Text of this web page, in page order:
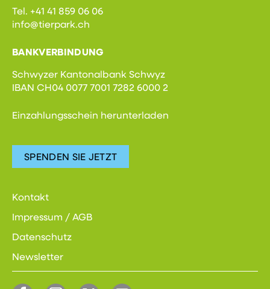
Tel. +41 41 859 06 06
info@tierpark.ch
BANKVERBINDUNG
Schwyzer Kantonalbank Schwyz
IBAN CH04 0077 7001 7282 6000 2
Einzahlungsschein herunterladen
SPENDEN SIE JETZT
Kontakt
Impressum / AGB
Datenschutz
Newsletter